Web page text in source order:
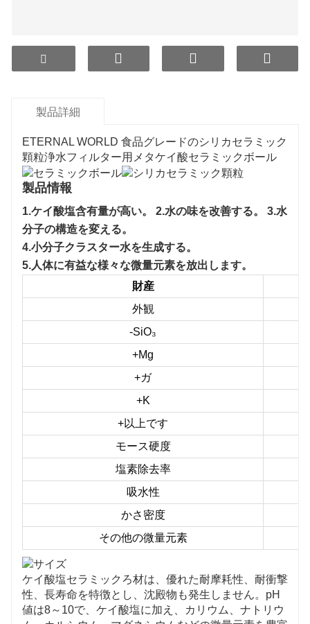
製品詳細
ETERNAL WORLD 食品グレードのシリカセラミック
顆粒浄水フィルター用メタケイ酸セラミックボール
製品情報
1.ケイ酸塩含有量が高い。 2.水の味を改善する。 3.水
分子の構造を変える。
4.小分子クラスター水を生成する。
5.人体に有益な様々な微量元素を放出します。
財産
外観
-SiO₃
+Mg
+ガ
+K
+以上です
モース硬度
塩素除去率
吸水性
かさ密度
その他の微量元素
ケイ酸塩セラミックろ材は、優れた耐摩耗性、耐衝撃
性、長寿命を特徴とし、沈殿物も発生しません。pH
値は8～10で、ケイ酸塩に加え、カリウム、ナトリウ